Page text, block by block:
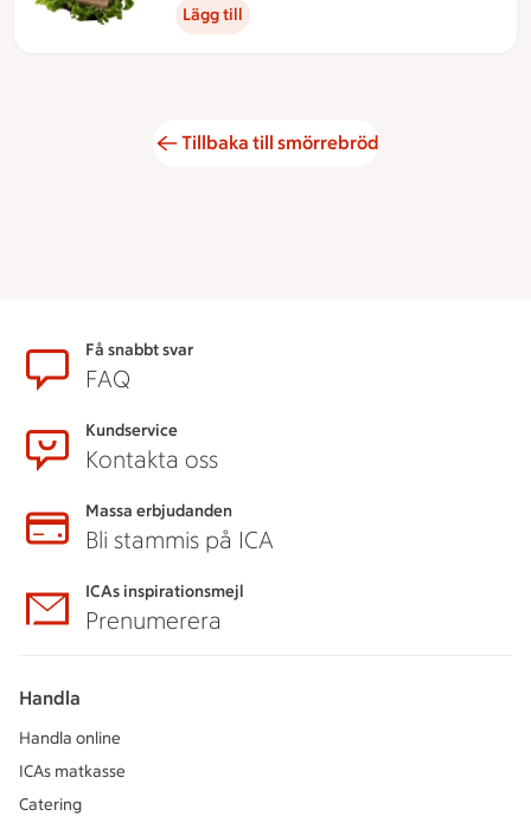
Lägg till
Tillbaka till smörrebröd
SidfotFå snabbt svar
FAQ
Kundservice
Kontakta oss
Massa erbjudanden
Bli stammis på ICA
ICAs inspirationsmejl
Prenumerera
Handla
Handla online
ICAs matkasse
Catering